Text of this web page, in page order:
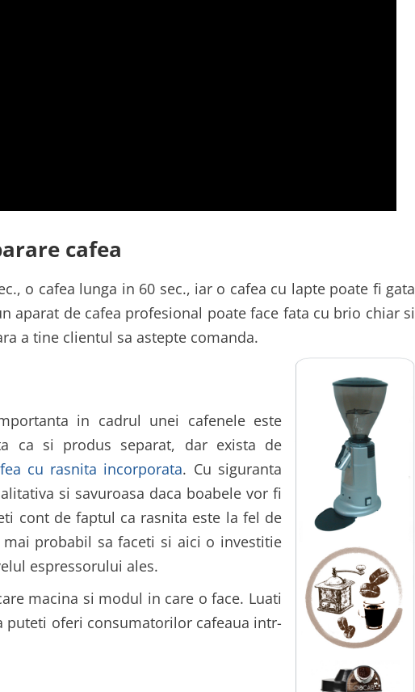
cafea
o cafea lunga in 60 sec., iar o cafea cu lapte poate fi gata
aparat de cafea profesional poate face fata cu brio chiar si
a tine clientul sa astepte comanda.
in cadrul unei cafenele este
ca si produs separat, dar exista de
cu rasnita incorporata. Cu siguranta
si savuroasa daca boabele vor fi
cont de faptul ca rasnita este la fel de
probabil sa faceti si aici o investitie
espressorului ales.
macina si modul in care o face. Luati
puteti oferi consumatorilor cafeaua intr-